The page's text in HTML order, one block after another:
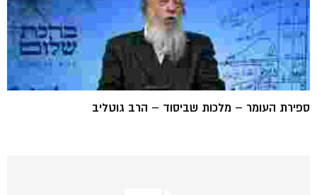
ספירת העומר – מלכות שביסוד – הרב גוטליב